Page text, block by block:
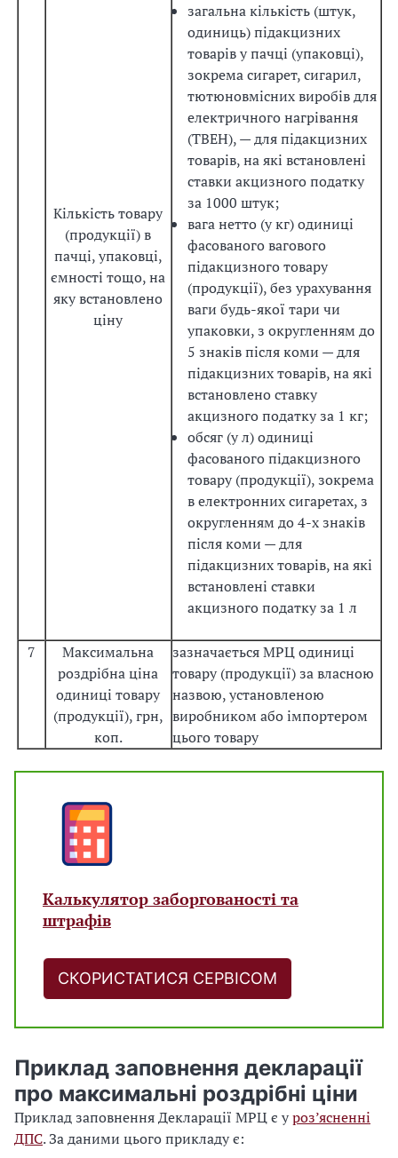
Кількість товару
(продукції) в
пачці, упаковці,
ємності тощо, на
яку встановлено
ціну
загальна кількість (штук,
одиниць) підакцизних
товарів у пачці (упаковці),
зокрема сигарет, сигарил,
тютюновмісних виробів для
електричного нагрівання
(ТВЕН), — для підакцизних
товарів, на які встановлені
ставки акцизного податку
за 1000 штук;
вага нетто (у кг) одиниці
фасованого вагового
підакцизного товару
(продукції), без урахування
ваги будь-якої тари чи
упаковки, з округленням до
5 знаків після коми — для
підакцизних товарів, на які
встановлено ставку
акцизного податку за 1 кг;
обсяг (у л) одиниці
фасованого підакцизного
товару (продукції), зокрема
в електронних сигаретах, з
округленням до 4-х знаків
після коми — для
підакцизних товарів, на які
встановлені ставки
акцизного податку за 1 л
7
Максимальна
роздрібна ціна
одиниці товару
(продукції), грн,
коп.
зазначається МРЦ одиниці
товару (продукції) за власною
назвою, установленою
виробником або імпортером
цього товару
Калькулятор заборгованості та
штрафів
СКОРИСТАТИСЯ СЕРВІСОМ
Приклад заповнення декларації
про максимальні роздрібні ціни
Приклад заповнення Декларації МРЦ є уроз’ясненні
ДПС. За даними цього прикладу є: